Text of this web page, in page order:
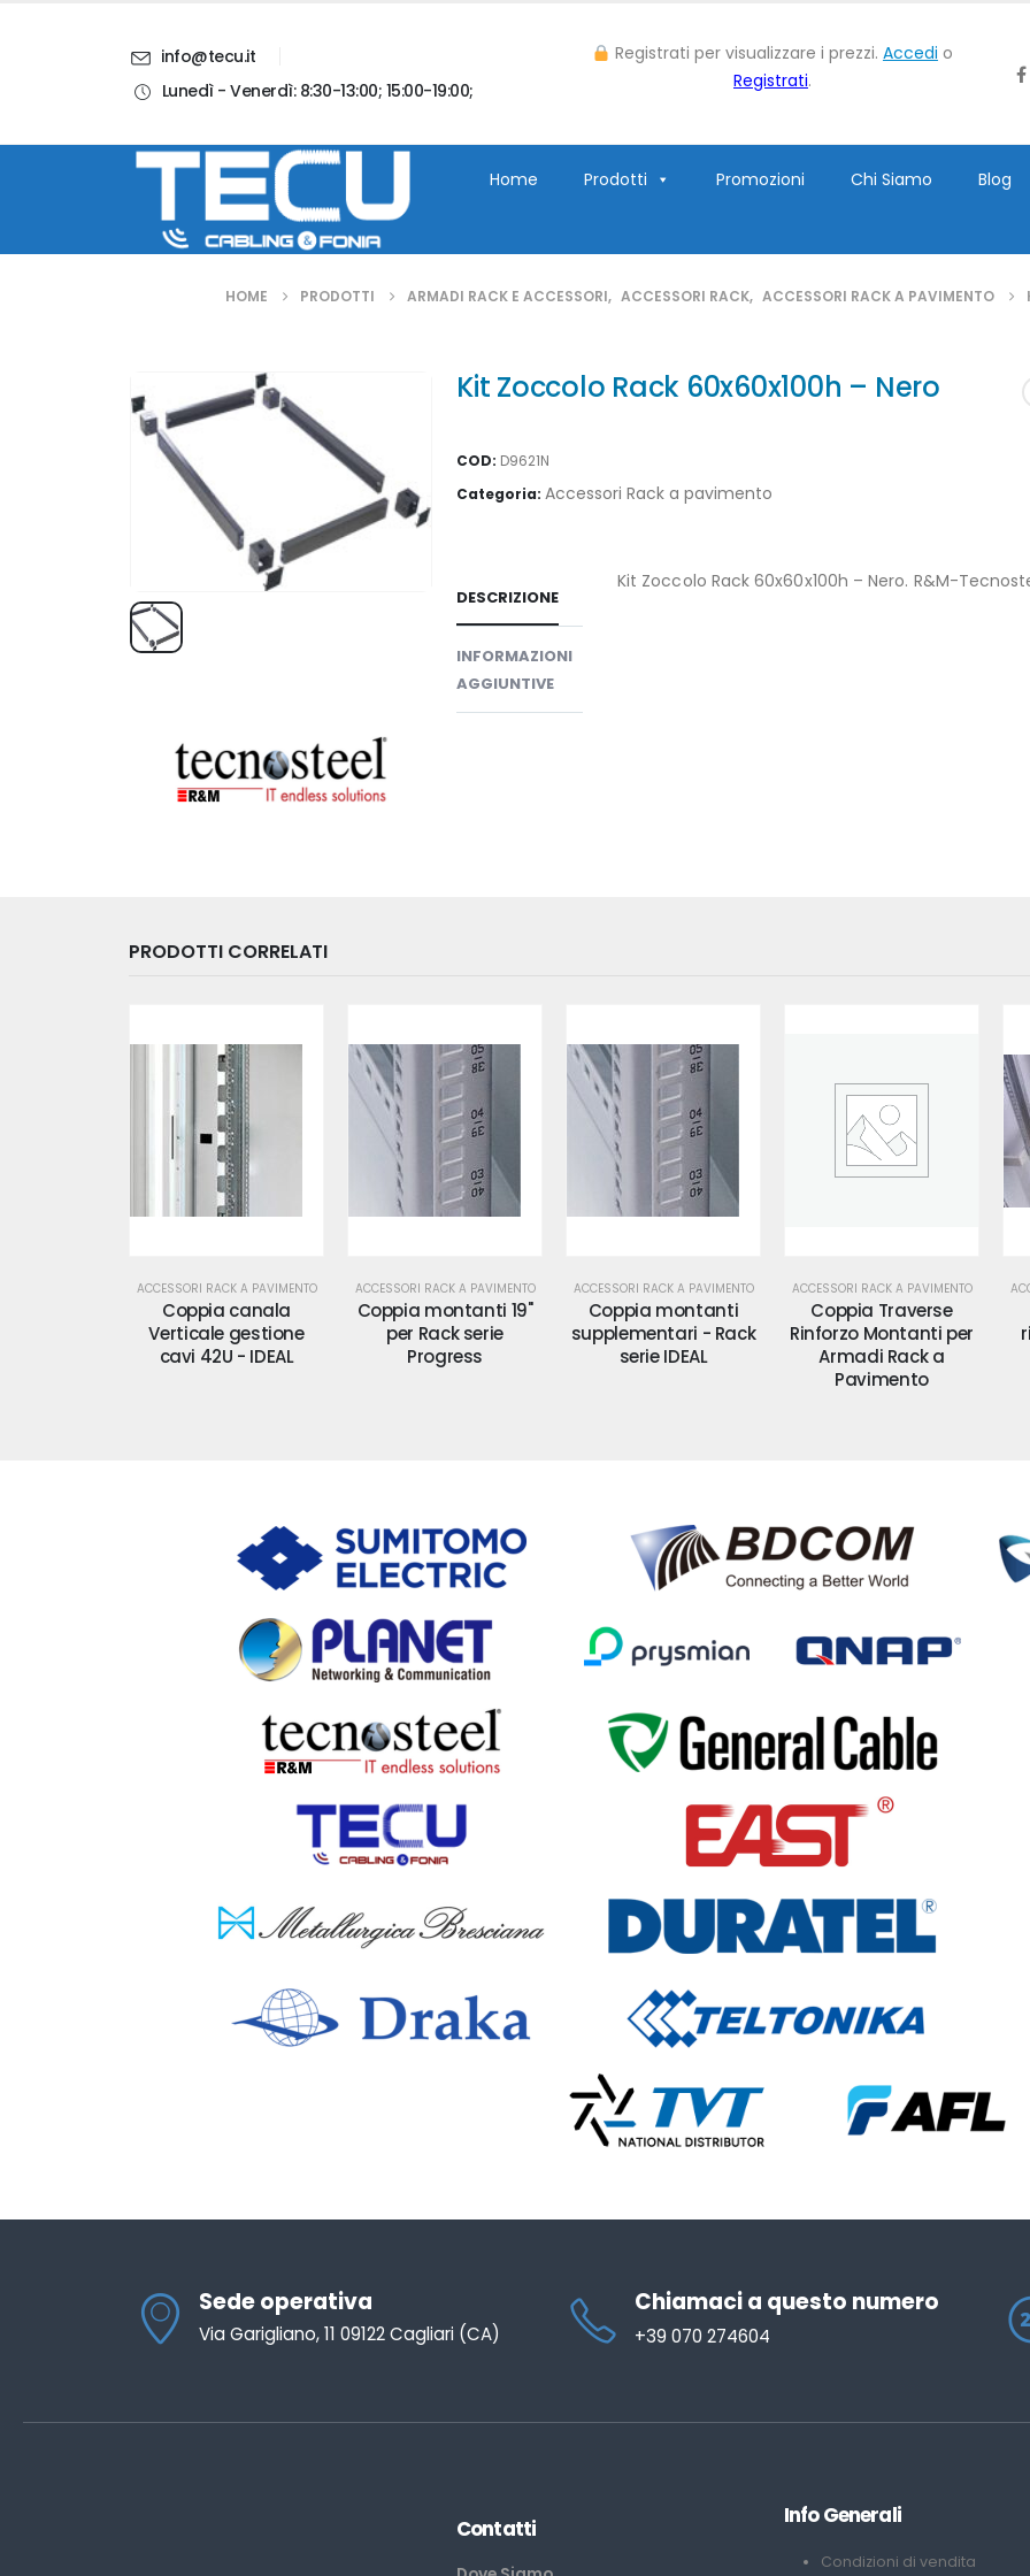
info@tecu.it
Lunedì - Venerdì: 8:30-13:00; 15:00-19:00;
Registrati per visualizzare i prezzi. Accedi o
Registrati.
Home Prodotti Promozioni Chi Siamo Blog
HOME PRODOTTI ARMADI RACK E ACCESSORI, ACCESSORI RACK, ACCESSORI RACK A PAVIMENTO
Kit Zoccolo Rack 60x60x100h – Nero
COD: D9621N
Categoria: Accessori Rack a pavimento
DESCRIZIONE
INFORMAZIONI
AGGIUNTIVE
Kit Zoccolo Rack 60x60x100h – Nero. R&M-
PRODOTTI CORRELATI
ACCESSORI RACK A PAVIMENTO
Coppia montanti 19"
per Rack serie
Progress
ACCESSORI RACK A PAVIMENTO
Coppia montanti
supplementari - Rack
serie IDEAL
ACCESSORI RACK A PAVIMENTO
Coppia Traverse
Rinforzo Montanti per
Armadi Rack a
ACCESSORI RACK A PAVIMENTO
Coppia traverse
rinforzo per Rack a
Pavimento
Sede operativa
Via Garigliano, 11 09122 Cagliari (CA)
Chiamaci a questo numero
+39 070 274604
Contatti Info Generali
Condizioni di vendita
Blog Contatti Account